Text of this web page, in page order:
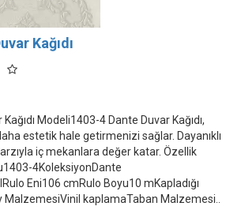
Kağıdı
Modeli1403-4 Dante Duvar Kağıdı,
estetik hale getirmenizi sağlar. Dayanıklı
iç mekanlara değer katar. Özellik
4KoleksiyonDante
Eni106 cmRulo Boyu10 mKapladığı
kaplamaTaban Malzemesi..